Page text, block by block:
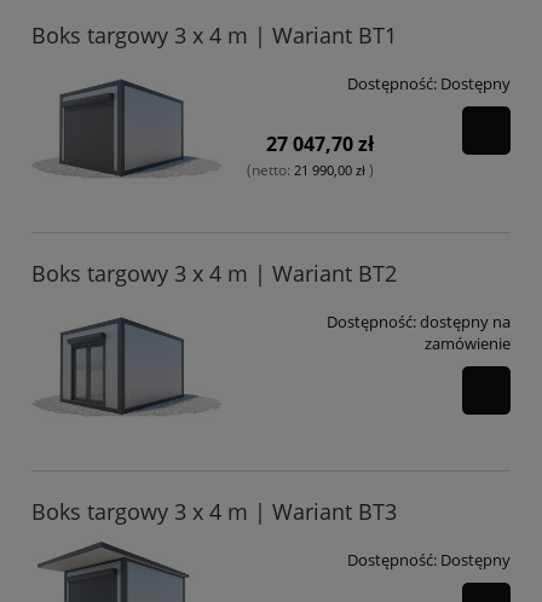
Boks targowy 3 x 4 m | Wariant BT1
Dostępność: Dostępny
27 047,70 zł
(netto:21 990,00 zł )
Boks targowy 3 x 4 m | Wariant BT2
Dostępność:dostępny na
zamówienie
Boks targowy 3 x 4 m | Wariant BT3
Dostępność: Dostępny